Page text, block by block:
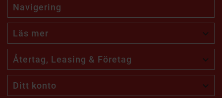
Navigering
Läs mer 
Återtag, Leasing & Företag 
Ditt konto 